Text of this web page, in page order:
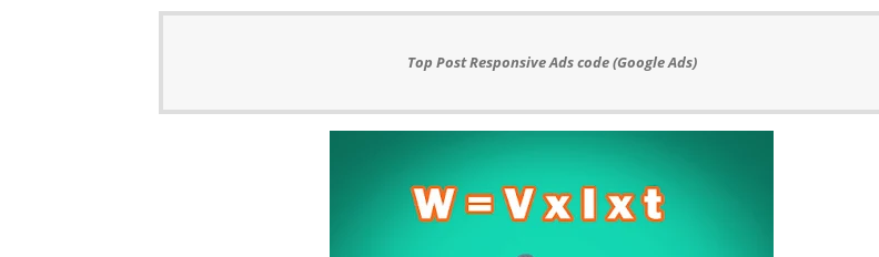
Top Post Responsive Ads code (Google Ads)